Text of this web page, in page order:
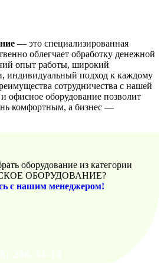
— это специализированная
облегчает обработку денежной
опыт работы, широкий
индивидуальный подход к каждому
сотрудничества с нашей
и офисное оборудование позволит
комфортным, а бизнес —
оборудование из категории
ОБОРУДОВАНИЕ?
с нашим менеджером!